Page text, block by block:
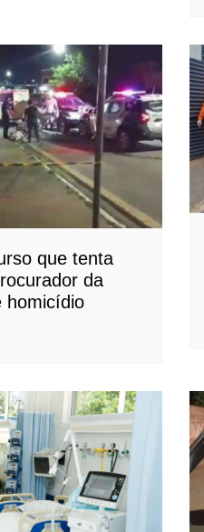
que tenta
da
homicídio